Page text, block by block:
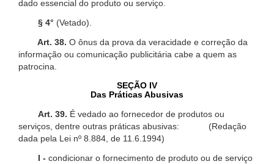
dado essencial do produto ou serviço.
§ 4° (Vetado).
Art. 38. O ônus da prova da veracidade e correção da
informação ou comunicação publicitária cabe a quem as
patrocina.
SEÇÃO IV
Das Práticas Abusivas
Art. 39. É vedado ao fornecedor de produtos ou
serviços, dentre outras práticas abusivas: (Redação
dada pela Lei nº 8.884, de 11.6.1994)
I - condicionar o fornecimento de produto ou de serviço